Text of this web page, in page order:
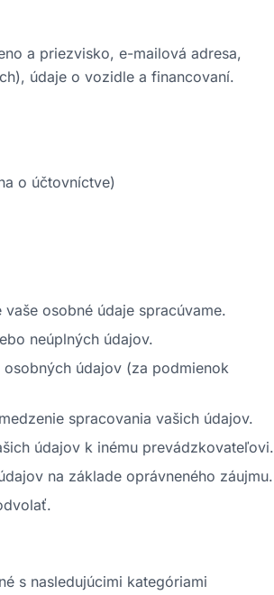
a priezvisko, e-mailová adresa,
údaje o vozidle a financovaní.
o účtovníctve)
osobné údaje spracúvame.
neúplných údajov.
údajov (za podmienok
spracovania vašich údajov.
údajov k inému prevádzkovateľovi.
na základe oprávneného záujmu.
s nasledujúcimi kategóriami